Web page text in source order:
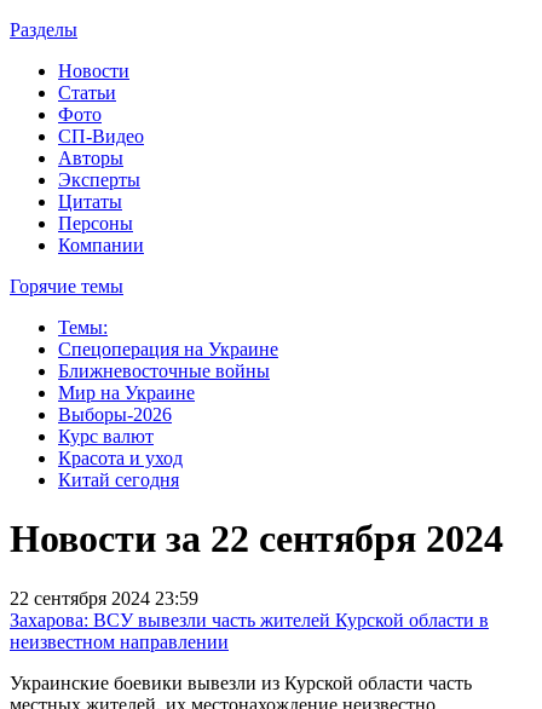
Разделы
Новости
Статьи
Фото
СП-Видео
Авторы
Эксперты
Цитаты
Персоны
Компании
Горячие темы
Темы:
Спецоперация на Украине
Ближневосточные войны
Мир на Украине
Выборы-2026
Курс валют
Красота и уход
Китай сегодня
Новости за 22 сентября 2024
22 сентября 2024 23:59
Захарова: ВСУ вывезли часть жителей Курской области в
неизвестном направлении
Украинские боевики вывезли из Курской области часть
местных жителей, их местонахождение неизвестно